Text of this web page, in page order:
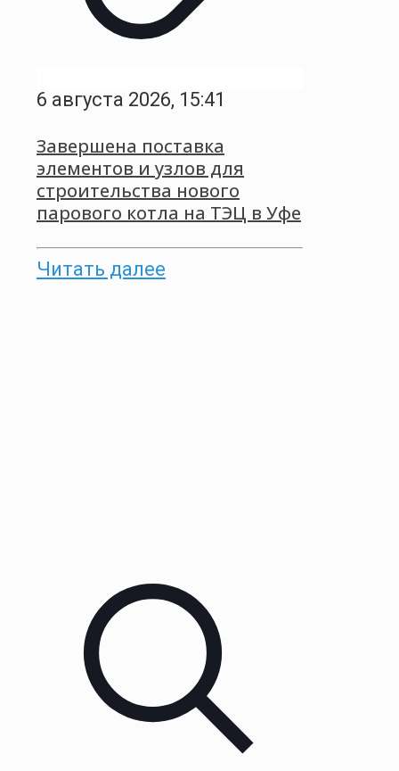
6 августа 2026, 15:41
Завершена поставка
элементов и узлов для
строительства нового
парового котла на ТЭЦ в Уфе
Читать далее